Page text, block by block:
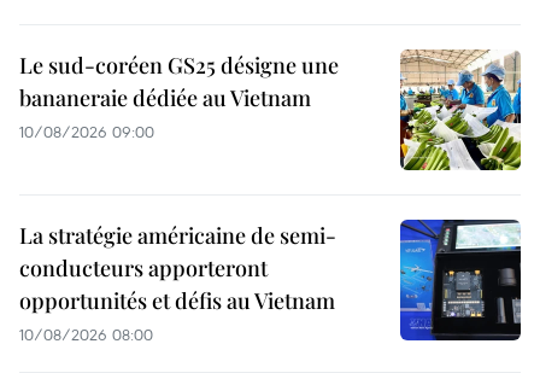
Le sud-coréen GS25 désigne une
bananeraie dédiée au Vietnam
10/08/2026 09:00
La stratégie américaine de semi-
conducteurs apporteront
opportunités et défis au Vietnam
10/08/2026 08:00